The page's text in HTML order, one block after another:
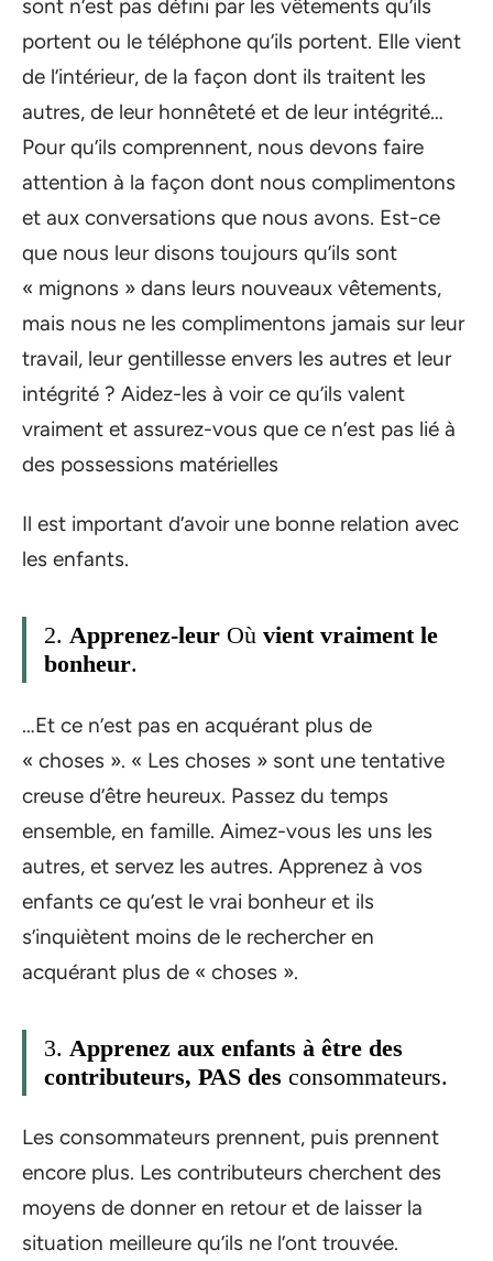
sont n’est pas défini par les vêtements qu’ils
portent ou le téléphone qu’ils portent. Elle vient
de l’intérieur, de la façon dont ils traitent les
autres, de leur honnêteté et de leur intégrité…
Pour qu’ils comprennent, nous devons faire
attention à la façon dont nous complimentons
et aux conversations que nous avons. Est-ce
que nous leur disons toujours qu’ils sont
« mignons » dans leurs nouveaux vêtements,
mais nous ne les complimentons jamais sur leur
travail, leur gentillesse envers les autres et leur
intégrité ? Aidez-les à voir ce qu’ils valent
vraiment et assurez-vous que ce n’est pas lié à
des possessions matérielles
Il est important d’avoir une bonne relation avec
les enfants.
2. Apprenez-leur Où vient vraiment le
bonheur.
…Et ce n’est pas en acquérant plus de
« choses ». « Les choses » sont une tentative
creuse d’être heureux. Passez du temps
ensemble, en famille. Aimez-vous les uns les
autres, et servez les autres. Apprenez à vos
enfants ce qu’est le vrai bonheur et ils
s’inquiètent moins de le rechercher en
acquérant plus de « choses ».
3. Apprenez aux enfants à être des
contributeurs, PAS des consommateurs.
Les consommateurs prennent, puis prennent
encore plus. Les contributeurs cherchent des
moyens de donner en retour et de laisser la
situation meilleure qu’ils ne l’ont trouvée.